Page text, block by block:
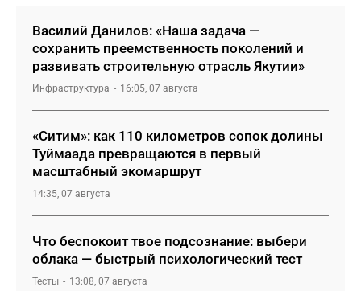
Василий Данилов: «Наша задача —
сохранить преемственность поколений и
развивать строительную отрасль Якутии»
Инфраструктура 16:05, 07 августа
«Ситим»: как 110 километров сопок долины
Туймаада превращаются в первый
масштабный экомаршрут
14:35, 07 августа
Что беспокоит твое подсознание: выбери
облака — быстрый психологический тест
Тесты 13:08, 07 августа